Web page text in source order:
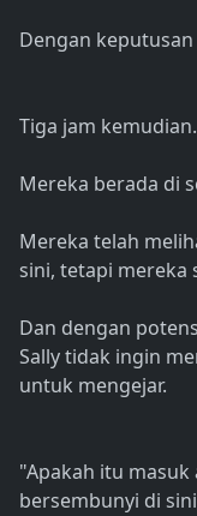
Dengan
Tiga jam kemudian.
Mereka berada di
Mereka telah
sini, tetapi mereka
Dan dengan
Sally tidak ingin
untuk mengejar.
"Apakah itu masuk
bersembunyi di